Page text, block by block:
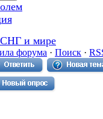
СНГ и мире
форума · Поиск ·